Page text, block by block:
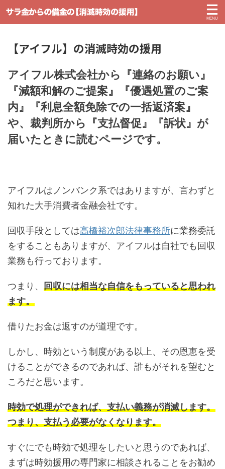
【アイフル】の消滅時効の援用
アイフル株式会社から『連絡のお願い』
『減額和解のご提案』『優遇処置のご案
内』『利息全額免除での一括返済案』
や、裁判所から『支払督促』『訴状』が
届いたときに読むページです。
アイフルはノンバンク系ではありますが、言わずと
知れた大手消費者金融会社です。
回収手段としては高橋裕次郎法律事務所に業務委託
をすることもありますが、アイフルは自社でも回収
業務も行っております。
つまり、 回収には相当な自信をもっていると思われ
ます。
借りたお金は返すのが道理です。
しかし、時効という制度がある以上、その恩恵を受
けることができるのであれば、誰もがそれを望むと
ころだと思います。
時効で処理ができれば、支払い義務が消滅します。
つまり、支払う必要がなくなります。
すぐにでも時効で処理をしたいと思うのであれば、
まずは時効援用の専門家に相談されることをお勧め